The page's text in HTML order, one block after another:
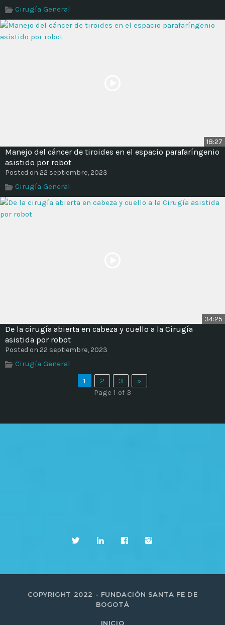
Cirugía General
18:27
Manejo del cáncer de tiroides en el espacio parafaríngenio
asistido por robot
Posted on 22 septiembre, 2023
Cirugía General
34:25
De la cirugía abierta en cabeza y cuello a la Cirugía
asistida por robot
Posted on 22 septiembre, 2023
Cirugía General
1
2 3
»
Page 1 of 3
COPYRIGHT 2022 - FUNDACIÓN SANTA FE DE
BOGOTÁ
INICIO